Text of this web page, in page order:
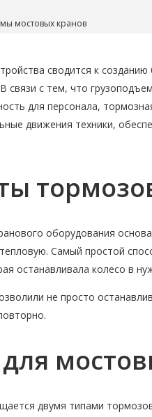
мостовых кранов
сводится к
с тем, что
для персонала,
движения техники,
оборудования
Самый простой
останавливала колесо в
не просто
двумя типами